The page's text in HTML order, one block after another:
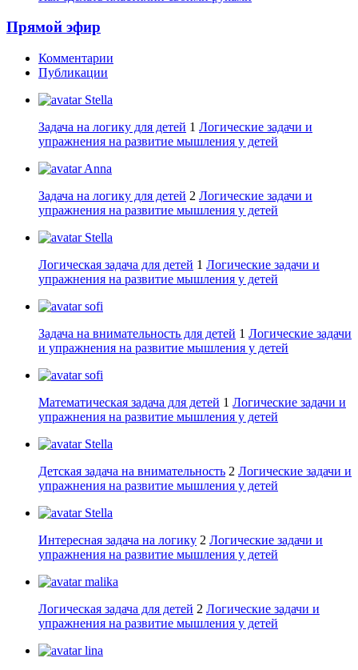
Прямой эфир
Комментарии
Публикации
Stella
Задача на логику для детей 1 Логические задачи и
упражнения на развитие мышления у детей
Anna
Задача на логику для детей 2 Логические задачи и
упражнения на развитие мышления у детей
Stella
Логическая задача для детей 1 Логические задачи и
упражнения на развитие мышления у детей
sofi
Задача на внимательность для детей 1 Логические задачи
и упражнения на развитие мышления у детей
sofi
Математическая задача для детей 1 Логические задачи и
упражнения на развитие мышления у детей
Stella
Детская задача на внимательность 2 Логические задачи и
упражнения на развитие мышления у детей
Stella
Интересная задача на логику 2 Логические задачи и
упражнения на развитие мышления у детей
malika
Логическая задача для детей 2 Логические задачи и
упражнения на развитие мышления у детей
lina